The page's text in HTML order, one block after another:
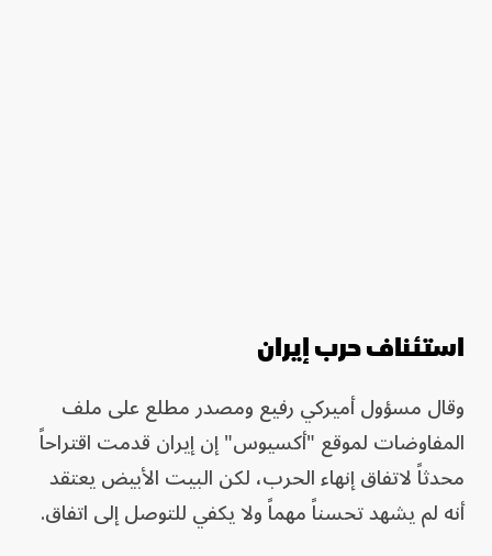
استئناف حرب إيران
وقال مسؤول أميركي رفيع ومصدر مطلع على ملف
المفاوضات لموقع "أكسيوس" إن إيران قدمت اقتراحاً
محدثاً لاتفاق إنهاء الحرب، لكن البيت الأبيض يعتقد
أنه لم يشهد تحسناً مهماً ولا يكفي للتوصل إلى اتفاق.